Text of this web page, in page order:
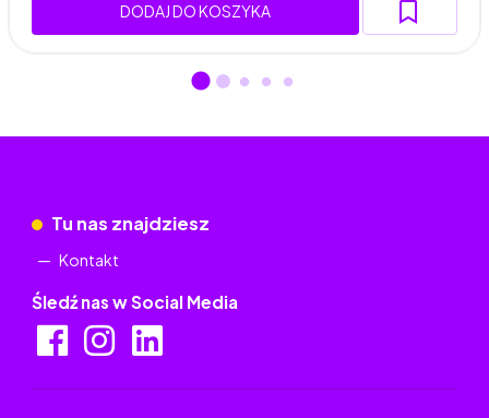
DODAJ DO KOSZYKA
Tu nas znajdziesz
Kontakt
Śledź nas w Social Media